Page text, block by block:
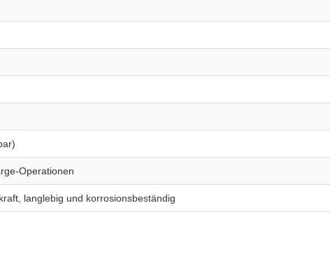
Operationen
langlebig und korrosionsbeständig